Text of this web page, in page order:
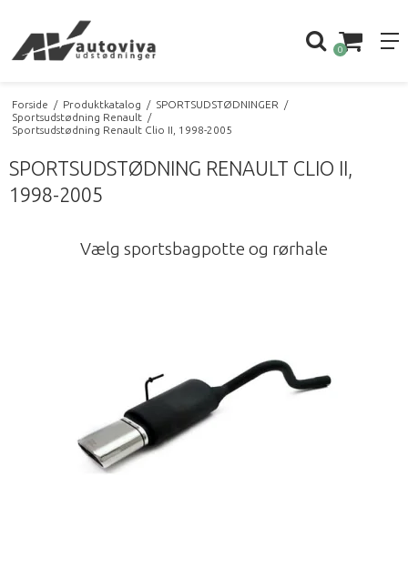
0
Forside / Produktkatalog / SPORTSUDSTØDNINGER
/
Sportsudstødning Renault /
Sportsudstødning Renault Clio II, 1998-2005
SPORTSUDSTØDNING RENAULT CLIO II,
1998-2005
Vælg sportsbagpotte og rørhale